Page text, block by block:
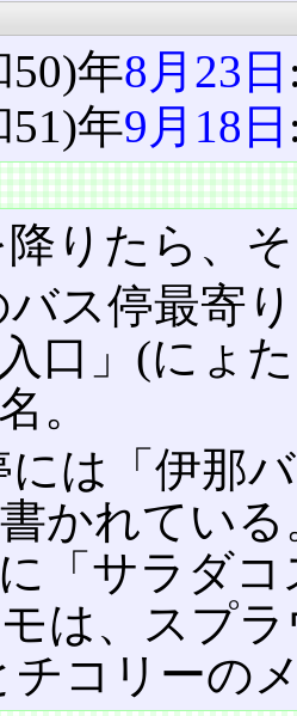
50)年8月23日
51)年9月18日
降りたら、
ス停最寄
口」(にょ
。
には「伊那
かれてい
「サラダ
は、スプ
チコリーの